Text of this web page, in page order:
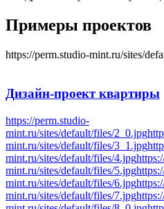
Примеры проектов
https://perm.studio-mint.ru/sites/
Дизайн-проектквартиры
https://perm.studio-
mint.ru/sites/default/files/2_0.jpg
mint.ru/sites/default/files/3_1.jpg
mint.ru/sites/default/files/4.jpg
mint.ru/sites/default/files/5.jpg
mint.ru/sites/default/files/6.jpg
mint.ru/sites/default/files/7.jpg